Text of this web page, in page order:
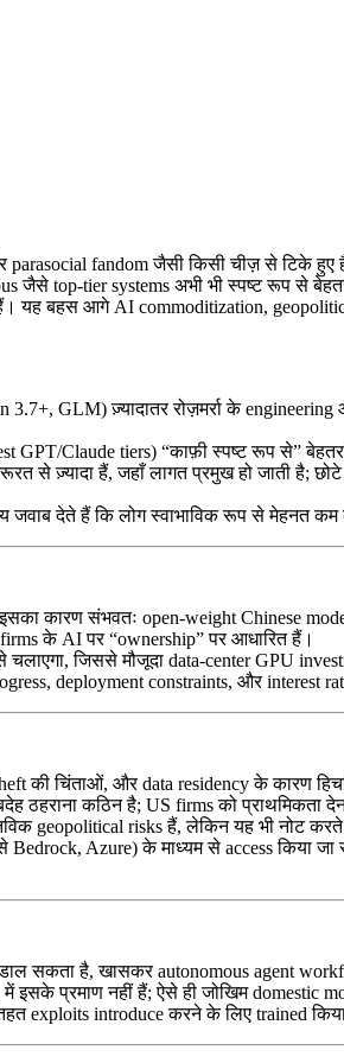
fandom जैसी किसी चीज़ से टिके
जैसे top-tier systems अभी भी स्पष्ट रूप से
हैं। यह बहस आगे AI commoditization,
GLM) ज़्यादातर रोज़मर्रा के
GPT/Claude tiers) “काफ़ी स्पष्ट रूप से”
से ज़्यादा हैं, जहाँ लागत प्रमुख हो जाती है;
जवाब देते हैं कि लोग स्वाभाविक रूप से मेहनत
कारण संभवतः open-weight Chinese
के AI पर “ownership” पर आधारित हैं।
जिससे मौजूदा data-center GPU
deployment constraints, और interest
की चिंताओं, और data residency के कारण
ठहराना कठिन है; US firms को प्राथमिकता
geopolitical risks हैं, लेकिन यह भी नोट
Azure) के माध्यम से access किया
सकता है, खासकर autonomous agent
इसके प्रमाण नहीं हैं; ऐसे ही जोखिम domestic
exploits introduce करने के लिए trained